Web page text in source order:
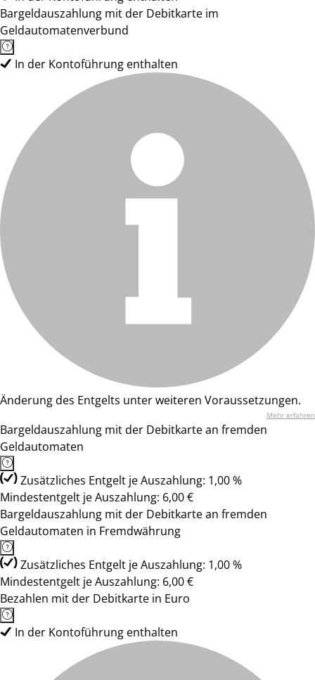
Bargeldauszahlung mit der Debitkarte im
Geldautomatenverbund
In der Kontoführung enthalten
Änderung des Entgelts unter weiteren Voraussetzungen.
Mehr erfahren
Bargeldauszahlung mit der Debitkarte an fremden
Geldautomaten
Zusätzliches Entgelt je Auszahlung: 1,00 %
Mindestentgelt je Auszahlung: 6,00 €
Bargeldauszahlung mit der Debitkarte an fremden
Geldautomaten in Fremdwährung
Zusätzliches Entgelt je Auszahlung: 1,00 %
Mindestentgelt je Auszahlung: 6,00 €
Bezahlen mit der Debitkarte in Euro
In der Kontoführung enthalten